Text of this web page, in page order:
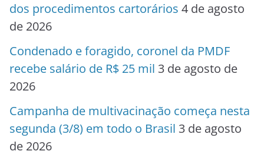
dos procedimentos cartorários 4 de agosto
de 2026
Condenado e foragido, coronel da PMDF
recebe salário de R$ 25 mil 3 de agosto de
2026
Campanha de multivacinação começa nesta
segunda (3/8) em todo o Brasil 3 de agosto
de 2026